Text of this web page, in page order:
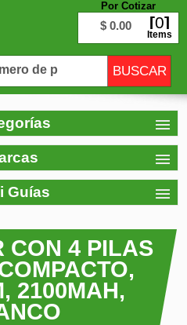
Por Cotizar
$ 0.00 0
Items
Guías
CON 4 PILAS
2100MAH,